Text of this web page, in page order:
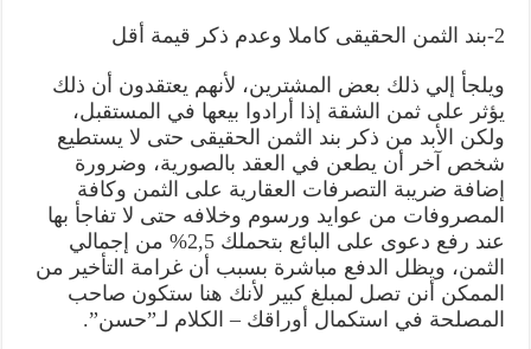
2-بند الثمن الحقيقى كاملا وعدم ذكر قيمة أقل
ويلجأ إلي ذلك بعض المشترين، لأنهم يعتقدون أن ذلك
يؤثر على ثمن الشقة إذا أرادوا بيعها في المستقبل،
ولكن الأبد من ذكر بند الثمن الحقيقى حتى لا يستطيع
شخص آخر أن يطعن في العقد بالصورية، وضرورة
إضافة ضريبة التصرفات العقارية على الثمن وكافة
المصروفات من عوايد ورسوم وخلافه حتى لا تفاجأ بها
عند رفع دعوى على البائع بتحملك 2,5% من إجمالي
الثمن، ويظل الدفع مباشرة بسبب أن غرامة التأخير من
الممكن أنن تصل لمبلغ كبير لأنك هنا ستكون صاحب
المصلحة في استكمال أوراقك – الكلام لـ”حسن”.